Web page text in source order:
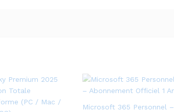
Microsoft 365 Personnel –